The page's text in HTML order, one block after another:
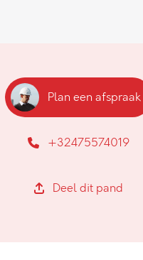
Plan een afspraak
+32475574019
Deel dit pand